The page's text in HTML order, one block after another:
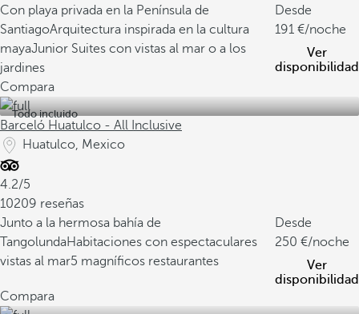
Con playa privada en la Península de
SantiagoArquitectura inspirada en la cultura
mayaJunior Suites con vistas al mar o a los
jardines
Desde
191
/noche
Ver
disponibilidad
Compara
Todo incluido
Barceló Huatulco - All Inclusive
Huatulco, Mexico
4.2/5
10209 reseñas
Junto a la hermosa bahía de
TangolundaHabitaciones con espectaculares
vistas al mar5 magníficos restaurantes
Desde
250
/noche
Ver
disponibilidad
Compara